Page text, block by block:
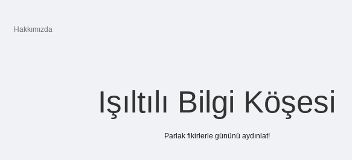
Hakkımızda
Işıltılı Bilgi Köşesi
Parlak fikirlerle gününü aydınlat!